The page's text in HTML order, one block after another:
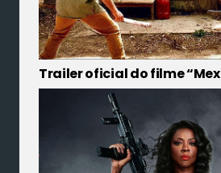
Trailer oficial do filme